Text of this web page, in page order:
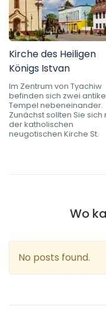
Kirche des Heiligen
Königs Istvan
Im Zentrum von Tyachiw
befinden sich zwei antike
Tempel nebeneinander.
Zunächst sollten Sie sich
der katholischen
neugotischen Kirche St.
Wo
No posts found.